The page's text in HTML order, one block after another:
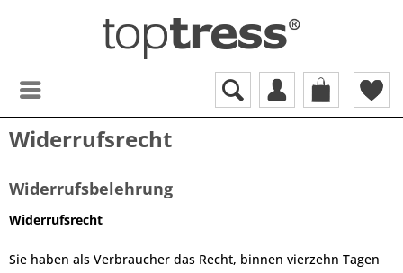
Widerrufsrecht
Widerrufsbelehrung
Widerrufsrecht
Sie haben als Verbraucher das Recht, binnen vierzehn Tagen